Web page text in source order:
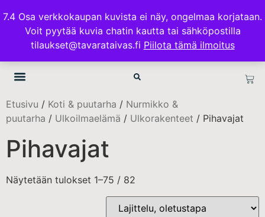
7.4 Osa verkkokaupan kuvista ei näy, ongelmaa korjataan.
Voit pyytää kuvia chatin kautta tai sähköpostilla
tilaukset@tavarataivas.fi Piilota tämä ilmoitus
ILMAINEN TOIMITUS 100€ TILAUKSISSA
TAVARATAIVAS.FI
Etusivu / Koti & puutarha / Nurmikko &
puutarha / Ulkoilmaelämä / Ulkorakenteet / Pihavajat
Pihavajat
Näytetään tulokset 1–75 / 82